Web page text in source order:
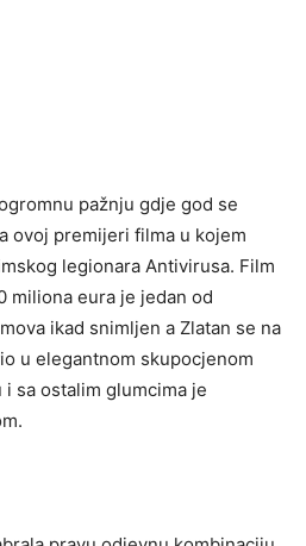
pažnju gdje god se
ovoj premijeri filma u kojem
legionara Antivirusa. Film
miliona eura je jedan od
ikad snimljen a Zlatan se na
u elegantnom skupocjenom
sa ostalim glumcima je